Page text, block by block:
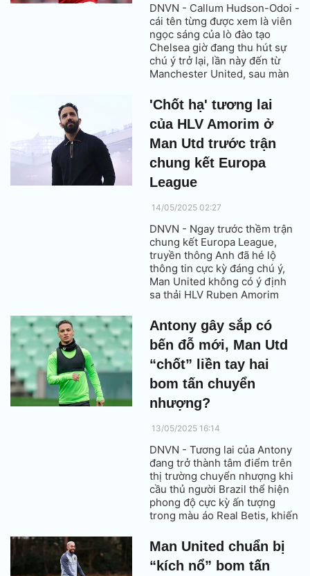
DNVN - Callum Hudson-Odoi -
cái tên từng được xem là viên
ngọc sáng của lò đào tạo
Chelsea giờ đang thu hút sự
chú ý trở lại, lần này đến từ
Manchester United, sau màn
áo Nottingham Forest ở mùa
giải 2024/25.
'Chốt hạ' tương lai
của HLV Amorim ở
Man Utd trước trận
chung kết Europa
League
14/05/2025 02:27
DNVN - Ngay trước thềm trận
chung kết Europa League,
truyền thông Anh đã hé lộ
thông tin cực kỳ đáng chú ý,
Man United không có ý định
sa thải HLV Ruben Amorim
ông không thể giúp đội giành
chiến thắng.
Antony gây sắp có
bến đỗ mới, Man Utd
“chốt” liền tay hai
bom tấn chuyển
nhượng?
13/05/2025 16:14
DNVN - Tương lai của Antony
đang trở thành tâm điểm trên
thị trường chuyển nhượng khi
cầu thủ người Brazil thể hiện
phong độ cực kỳ ấn tượng
trong màu áo Real Betis, khiến
chuyên môn cũng phải trầm
trồ.
Man United chuẩn bị
“kích nổ” bom tấn